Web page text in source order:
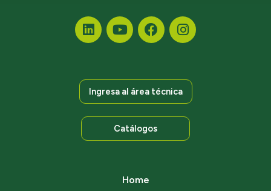
Ingresa al área técnica
Catálogos
Home